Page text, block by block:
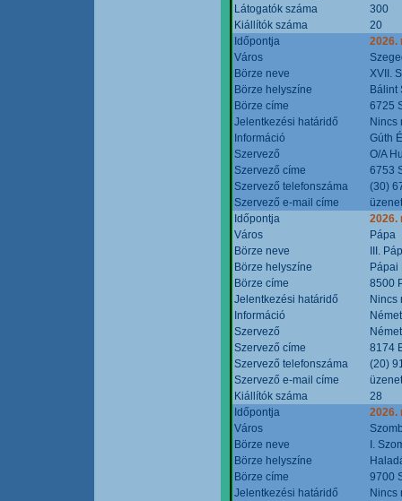
Látogatók száma
300
Kiállítók száma
20
Időpontja
2026.
Város
Börze neve
XVII.
Börze helyszíne
Bálint
Börze címe
6725
Jelentkezési határidő
Nincs
Információ
Gúth
Szervező
O/A
Szervező címe
6753
Szervező telefonszáma
(30)
Szervező e-mail címe
Időpontja
2026.
Város
Pápa
Börze neve
III.
Börze helyszíne
Pápai
Börze címe
8500
Jelentkezési határidő
Nincs
Információ
Szervező
Szervező címe
8174
Szervező telefonszáma
(20)
Szervező e-mail címe
Kiállítók száma
28
Időpontja
2026.
Város
Börze neve
I.
Börze helyszíne
Börze címe
9700
Jelentkezési határidő
Nincs